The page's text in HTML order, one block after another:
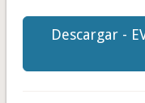
Descargar -